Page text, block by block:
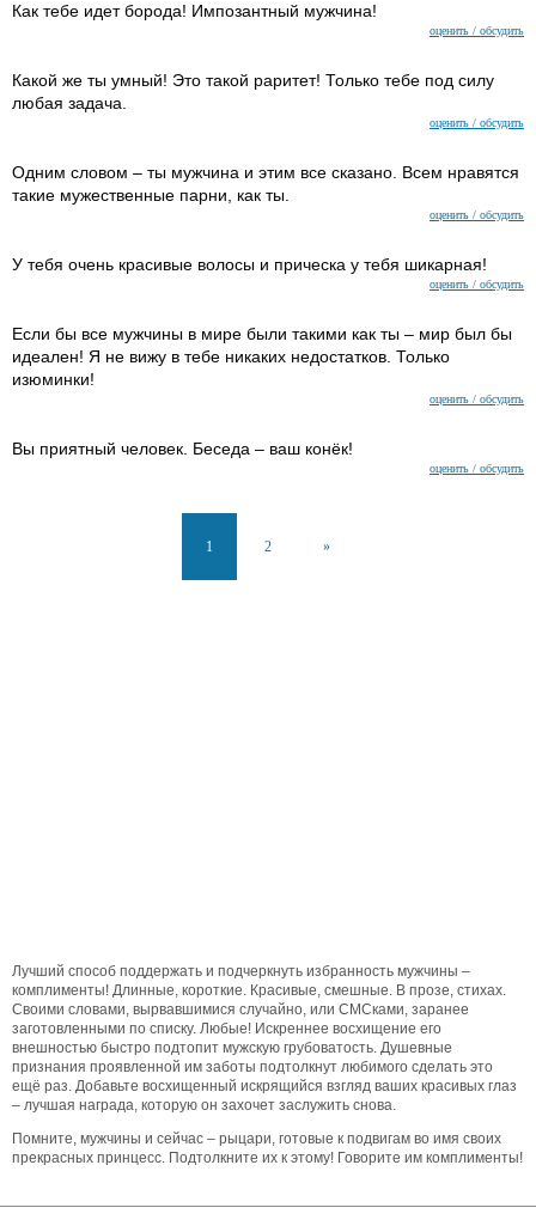
Как тебе идет борода! Импозантный мужчина!
оценить / обсудить
Какой же ты умный! Это такой раритет! Только тебе под силу
любая задача.
оценить / обсудить
Одним словом – ты мужчина и этим все сказано. Всем нравятся
такие мужественные парни, как ты.
оценить / обсудить
У тебя очень красивые волосы и прическа у тебя шикарная!
оценить / обсудить
Если бы все мужчины в мире были такими как ты – мир был бы
идеален! Я не вижу в тебе никаких недостатков. Только
изюминки!
оценить / обсудить
Вы приятный человек. Беседа – ваш конёк!
оценить / обсудить
1 2 »
Лучший способ поддержать и подчеркнуть избранность мужчины –
комплименты! Длинные, короткие. Красивые, смешные. В прозе, стихах.
Своими словами, вырвавшимися случайно, или СМСками, заранее
заготовленными по списку. Любые! Искреннее восхищение его
внешностью быстро подтопит мужскую грубоватость. Душевные
признания проявленной им заботы подтолкнут любимого сделать это
ещё раз. Добавьте восхищенный искрящийся взгляд ваших красивых глаз
– лучшая награда, которую он захочет заслужить снова.
Помните, мужчины и сейчас – рыцари, готовые к подвигам во имя своих
прекрасных принцесс. Подтолкните их к этому! Говорите им комплименты!